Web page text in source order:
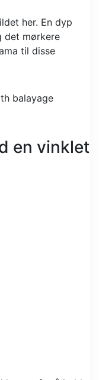
her. En dyp
det mørkere
til disse
en vinklet